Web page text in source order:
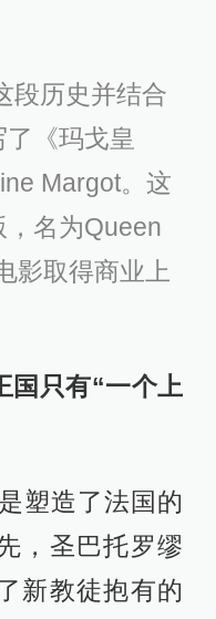
段历史并结合
《玛戈皇
Margot。这
名为Queen
影取得商业上
国只有“一个上
造了法国的
，圣巴托罗缪
新教徒抱有的